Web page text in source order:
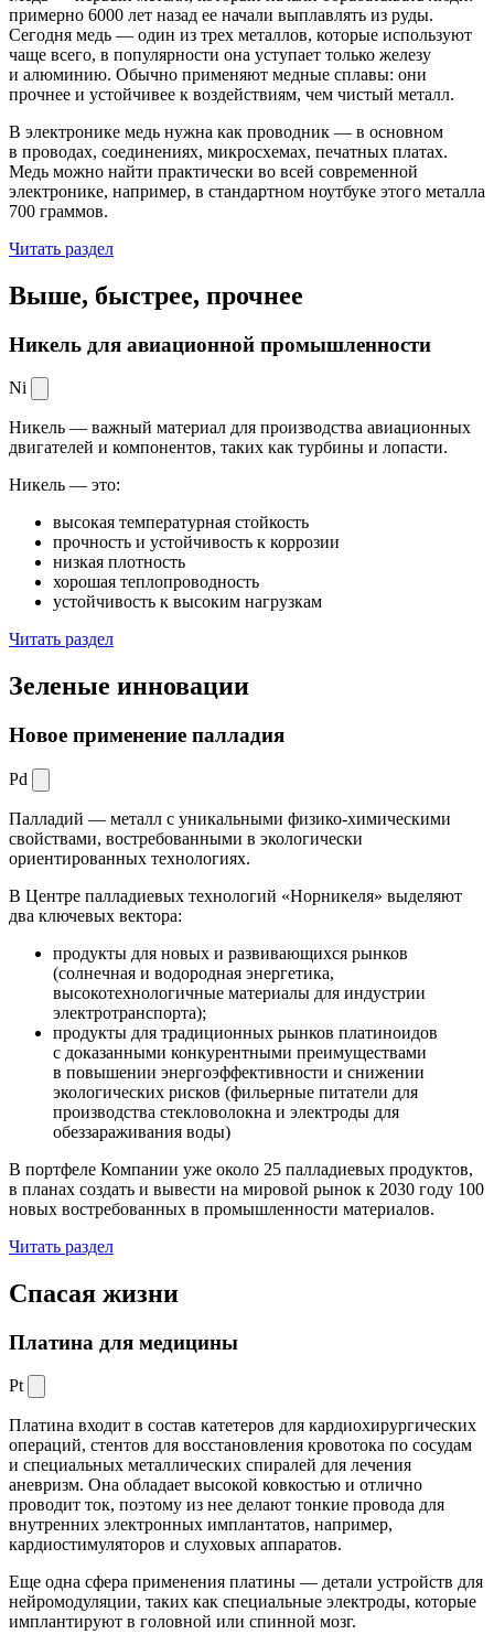
примерно 6000 лет назад ее начали выплавлять из руды.
Сегодня медь — один из трех металлов, которые используют
чаще всего, в популярности она уступает только железу
и алюминию. Обычно применяют медные сплавы: они
прочнее и устойчивее к воздействиям, чем чистый металл.
В электронике медь нужна как проводник — в основном
в проводах, соединениях, микросхемах, печатных платах.
Медь можно найти практически во всей современной
электронике, например, в стандартном ноутбуке этого металла
700 граммов.
Читать раздел
Выше, быстрее, прочнее
Никель для авиационной промышленности
Ni
Никель — важный материал для производства авиационных
двигателей и компонентов, таких как турбины и лопасти.
Никель — это:
высокая температурная стойкость
прочность и устойчивость к коррозии
низкая плотность
хорошая теплопроводность
устойчивость к высоким нагрузкам
Читать раздел
Зеленые инновации
Новое применение палладия
Pd
Палладий — металл с уникальными физико-химическими
свойствами, востребованными в экологически
ориентированных технологиях.
В Центре палладиевых технологий «Норникеля» выделяют
два ключевых вектора:
продукты для новых и развивающихся рынков
(солнечная и водородная энергетика,
высокотехнологичные материалы для индустрии
электротранспорта);
продукты для традиционных рынков платиноидов
с доказанными конкурентными преимуществами
в повышении энергоэффективности и снижении
экологических рисков (фильерные питатели для
производства стекловолокна и электроды для
обеззараживания воды)
В портфеле Компании уже около 25 палладиевых продуктов,
в планах создать и вывести на мировой рынок к 2030 году 100
новых востребованных в промышленности материалов.
Читать раздел
Спасая жизни
Платина для медицины
Pt
Платина входит в состав катетеров для кардиохирургических
операций, стентов для восстановления кровотока по сосудам
и специальных металлических спиралей для лечения
аневризм. Она обладает высокой ковкостью и отлично
проводит ток, поэтому из нее делают тонкие провода для
внутренних электронных имплантатов, например,
кардиостимуляторов и слуховых аппаратов.
Еще одна сфера применения платины — детали устройств для
нейромодуляции, таких как специальные электроды, которые
имплантируют в головной или спинной мозг.